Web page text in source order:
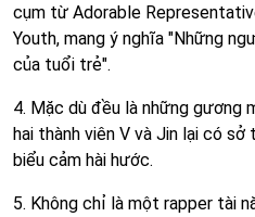
cụm từ Adorable
Youth, mang ý nghĩa "Những
của tuổi trẻ".
4. Mặc dù đều là những gương
hai thành viên V và Jin lại có
biểu cảm hài hước.
5. Không chỉ là một rapper tài